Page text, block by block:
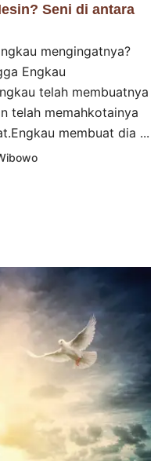
Seni di antara
mengingatnya?
Engkau
telah membuatnya
telah memahkotainya
membuat dia ...